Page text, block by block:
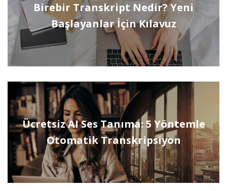
Birebir Transkript Nedir? Yeni
Başlayanlar İçin Kılavuz
Ücretsiz AI Ses Tanıma: 5 Yöntemle
Otomatik Transkripsiyon